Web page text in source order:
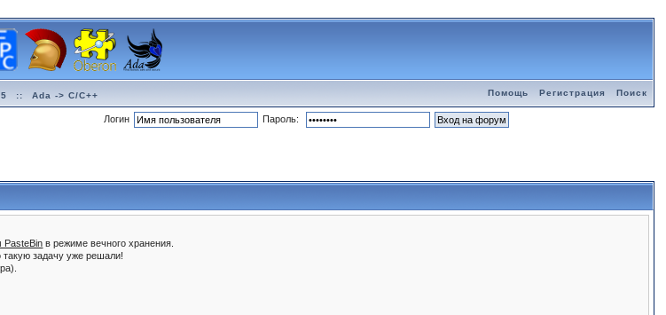
:: Ada -> C/C++ Помощь Регистрация Поиск
Логин Пароль:
PasteBin в режиме вечного хранения.
такую задачу уже решали!